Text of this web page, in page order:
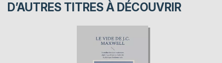
D’AUTRES TITRES À DÉCOUVRIR